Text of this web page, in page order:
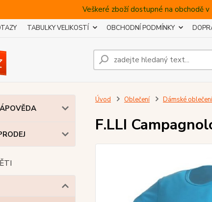
Veškeré zboží dostupné na obchodě
TABULKY VELIKOSTÍ OBCHODNÍ PODMÍNKY
Úvod Oblečení Dámské oblečení
F.LLI